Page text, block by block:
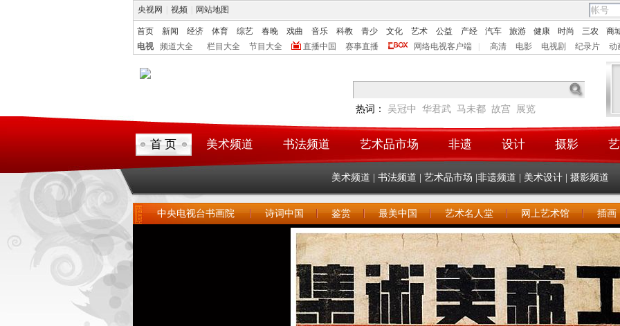
央视网 视频 网站地图
首页 新闻 经济 体育 综艺 春晚 戏曲 音乐 科教 青少 文化 艺术 公益 产经 汽车 旅游 健康 时尚 三农
商
电视
频道大全 栏目大全 节目大全 直播中国 赛事直播 网络电视客户端 高清 电影 电视剧 纪录片 动
热词： 吴冠中 华君武 马未都 故宫 展览
首 页 美术频道 书法频道 艺术品市场 非遗 设计 摄影
美术频道 书法频道 艺术品市场 非遗频道 美术设计 摄影频道
中央电视台书画院 诗词中国 鉴赏 最美中国 艺术名人堂 网上艺术馆 插画